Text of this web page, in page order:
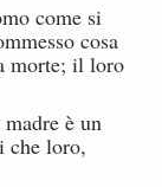
come si
cosa
morte; il loro
è un
che loro,